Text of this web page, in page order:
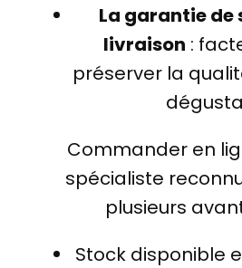
La garantie de
livraison :
préserver la
Commander en
spécialiste
plusieurs
Stock disponible